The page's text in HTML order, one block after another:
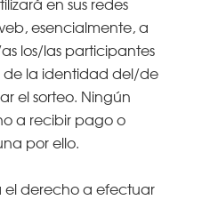
esencialmente, a
los/las participantes
la identidad del/de
el sorteo. Ningún
a recibir pago o
por ello.
el derecho a efectuar